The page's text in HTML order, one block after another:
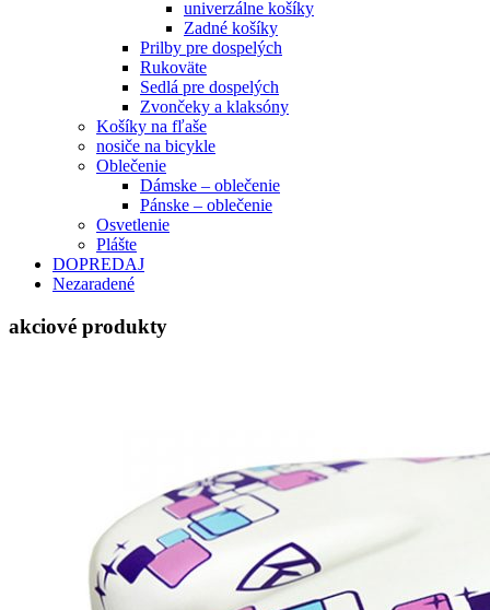
univerzálne košíky
Zadné košíky
Prilby pre dospelých
Rukoväte
Sedlá pre dospelých
Zvončeky a klaksóny
Košíky na fľaše
nosiče na bicykle
Oblečenie
Dámske – oblečenie
Pánske – oblečenie
Osvetlenie
Plášte
DOPREDAJ
Nezaradené
akciové produkty